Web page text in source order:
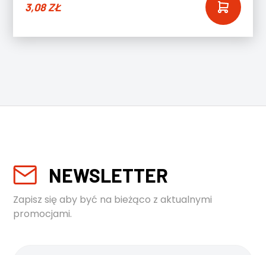
3,08ZŁ
NEWSLETTER
Zapisz się aby być na bieżąco z aktualnymi
promocjami.